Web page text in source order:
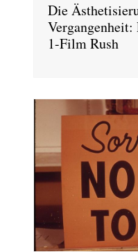
Die
1-Film Rush